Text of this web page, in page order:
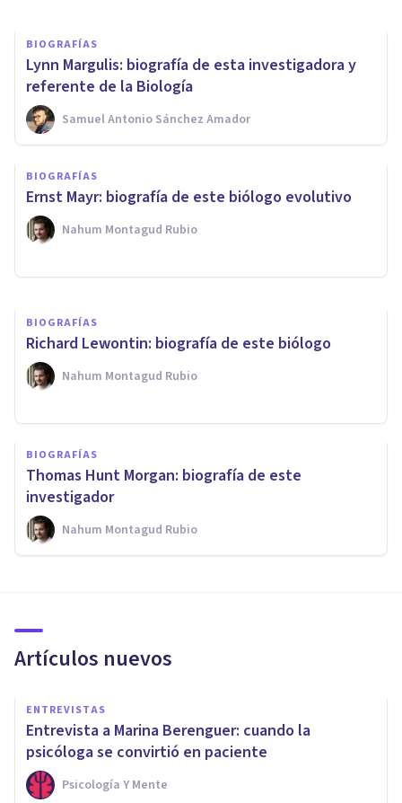
BIOGRAFÍAS
Lynn Margulis: biografía de esta investigadora y
referente de la Biología
Samuel Antonio Sánchez Amador
BIOGRAFÍAS
Ernst Mayr: biografía de este biólogo evolutivo
Nahum Montagud Rubio
Sewall Wright: biografía de
este genetista estadounidense
BIOGRAFÍAS
Richard Lewontin: biografía de este biólogo
Nahum Montagud Rubio
BIOGRAFÍAS
Thomas Hunt Morgan: biografía de este
investigador
Nahum Montagud Rubio
Artículos nuevos
ENTREVISTAS
Entrevista a Marina Berenguer: cuando la
psicóloga se convirtió en paciente
Psicología Y Mente